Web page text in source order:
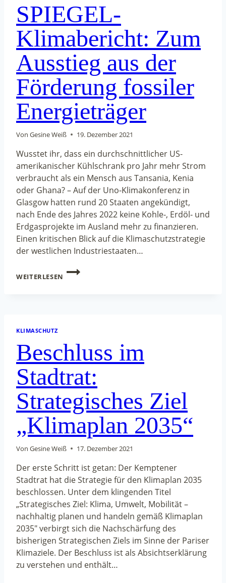
OB
UND
FORDERT
UNMITTELBARE
UMSETZUNG
DES
„KLIMAPLANS
2035“
SPIEGEL-
Klimabericht: Zum
Ausstieg aus der
Förderung fossiler
Energieträger
Von Gesine Weiß 19. Dezember 2021
Wusstet ihr, dass ein durchschnittlicher US-
amerikanischer Kühlschrank pro Jahr mehr Strom
verbraucht als ein Mensch aus Tansania, Kenia
oder Ghana? – Auf der Uno-Klimakonferenz in
Glasgow hatten rund 20 Staaten angekündigt,
nach Ende des Jahres 2022 keine Kohle-, Erdöl- und
Erdgasprojekte im Ausland mehr zu finanzieren.
Einen kritischen Blick auf die Klimaschutzstrategie
der westlichen Industriestaaten…
WEITERLESEN
SPIEGEL-
ENERGIETRÄGER
KLIMASCHUTZ
Beschluss im
Stadtrat:
Strategisches Ziel
„Klimaplan 2035“
Von Gesine Weiß 17. Dezember 2021
Der erste Schritt ist getan: Der Kemptener
Stadtrat hat die Strategie für den Klimaplan 2035
beschlossen. Unter dem klingenden Titel
„Strategisches Ziel: Klima, Umwelt, Mobilität –
nachhaltig planen und handeln gemäß Klimaplan
2035″ verbirgt sich die Nachschärfung des
bisherigen Strategischen Ziels im Sinne der Pariser
Klimaziele. Der Beschluss ist als Absichtserklärung
zu verstehen und enthält…